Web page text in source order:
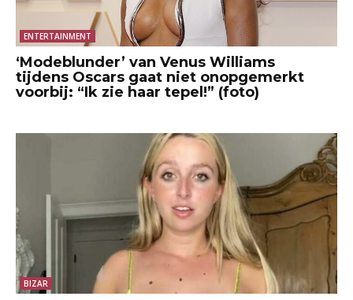
ENTERTAINMENT
‘Modeblunder’ van Venus Williams
tijdens Oscars gaat niet onopgemerkt
voorbij: “Ik zie haar tepel!” (foto)
BIZAR